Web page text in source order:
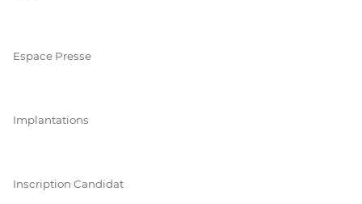
Espace Presse
Implantations
Inscription Candidat